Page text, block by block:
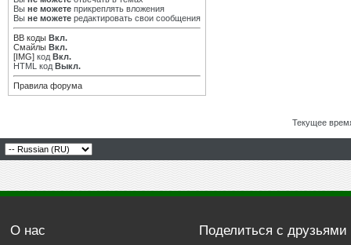
Вы не можете прикреплять вложения
Вы не можете редактировать свои сообщения
BB коды Вкл.
Смайлы Вкл.
[IMG] код Вкл.
HTML код Выкл.
Правила форума
Текущее
О нас Поделиться с друзьями